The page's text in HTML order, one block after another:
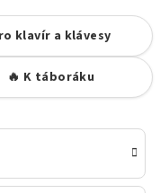
klavír a klávesy
🔥 K táboráku